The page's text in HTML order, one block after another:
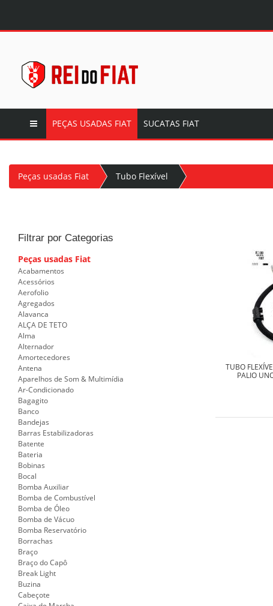
PEÇAS USADAS FIAT SUCATAS FIAT
Peças usadas Fiat Tubo Flexível
Filtrar por Categorias
Peças usadas Fiat
Acabamentos
Acessórios
Aerofolio
Agregados
Alavanca
ALÇA DE TETO
Alma
Alternador
Amortecedores
Antena
Aparelhos de Som & Multimídia
Ar-Condicionado
Bagagito
Banco
Bandejas
Barras Estabilizadoras
Batente
Bateria
Bobinas
Bocal
Bomba Auxiliar
Bomba de Combustível
Bomba de Óleo
Bomba de Vácuo
Bomba Reservatório
Borrachas
Braço
Braço do Capô
Break Light
Buzina
Cabeçote
TUBO
PALIO